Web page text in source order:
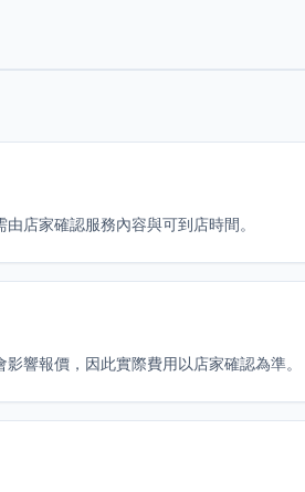
店家確認服務內容與可到店時間。
響報價，因此實際費用以店家確認為準。